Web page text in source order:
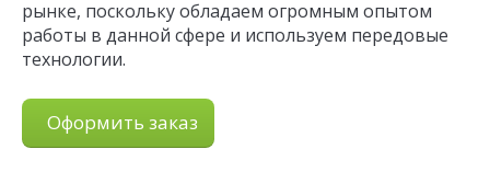
рынке, поскольку обладаем огромным опытом
работы в данной сфере и используем передовые
технологии.
Оформить заказ